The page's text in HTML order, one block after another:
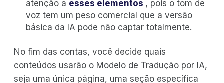
atenção a esses elementos , pois o tom de
voz tem um peso comercial que a versão
básica da IA pode não captar totalmente.
No fim das contas, você decide quais
conteúdos usarão o Modelo de Tradução por IA,
seja uma única página, uma seção específica